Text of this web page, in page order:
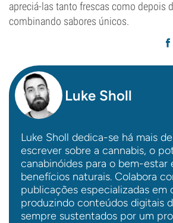
apreciá-las tanto frescas como depois
combinando sabores únicos.
Luke Sholl
Luke Sholl dedica-se há mais
escrever sobre a cannabis, o
canabinóides para o bem-estar
benefícios naturais. Colabora
publicações especializadas em
produzindo conteúdos digitais
sempre sustentados por um